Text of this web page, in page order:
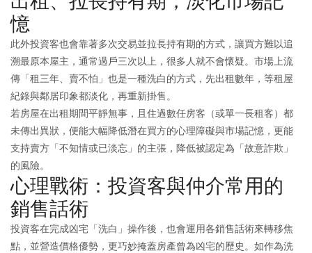
憶
此外投資客也會靠著多次交易並拉長持有期的方式，讓買方難以追
溯最原本屋主，通常過戶三次以上，很多人就不會懷疑。市場上流
傳「租三年、賣不怕」也是一種洗白的方式，先出租數年，等租屋
紀錄與鄰居印象都淡化，再重新掛售。
若房屋在出租期間平靜無事，且住過數任房客（或單一長租客）都
未傳出異狀，便能大幅降低潛在買方的心理障礙與市場記憶，更能
支持賣方「不知情或已淡忘」的主張，降低被認定為「故意詐欺」
的風險。
心理戰術：投資客與仲介常用的
銷售話術
投資客在完成凶宅「洗白」操作後，也會運用各銷售話術來轉移焦
點，並營造價格優勢，更巧妙掩蓋房產曾為凶宅的歷史。如作為洗